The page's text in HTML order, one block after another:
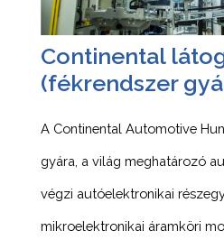
Continental
(fékrendszer
A Continental Automotive
gyára, a világ meghatározó
végzi autóelektronikai
mikroelektronikai áramköri